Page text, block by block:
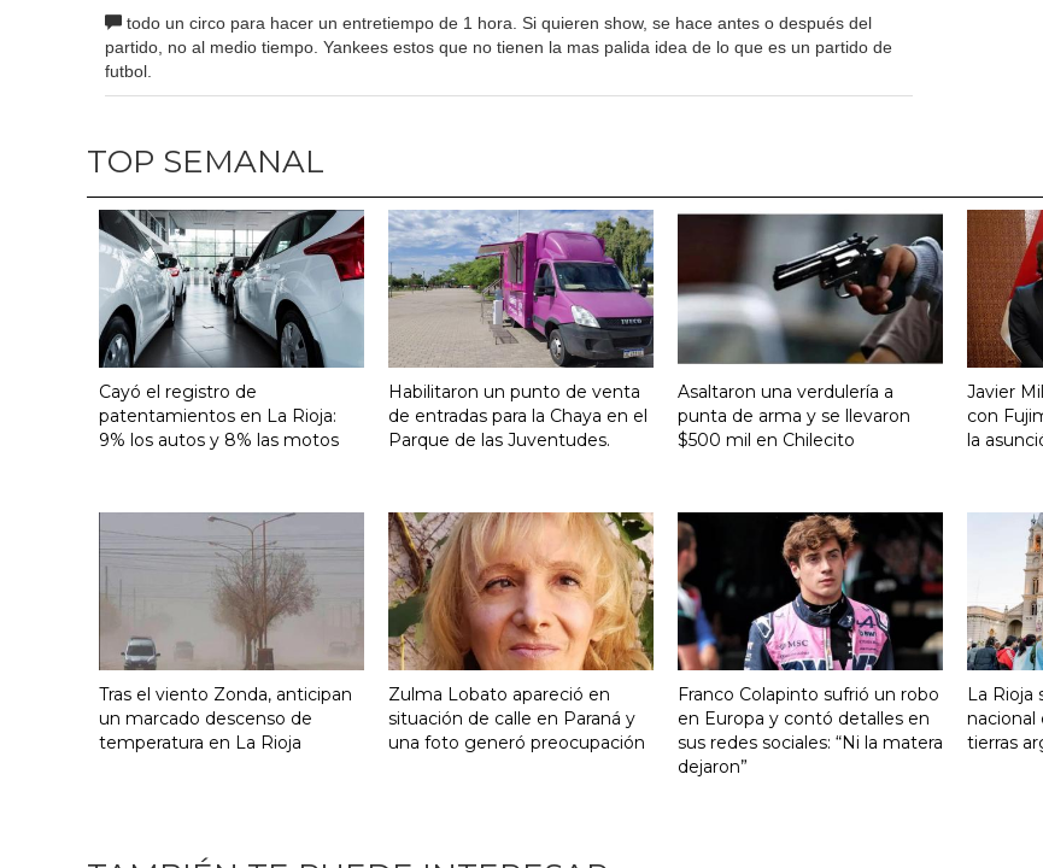
todo un circo para hacer un entretiempo de 1 hora. Si quieren show, se hace antes o después del
partido, no al medio tiempo. Yankees estos que no tienen la mas palida idea de lo que es un partido de
futbol.
TOP SEMANAL
Cayó el registro de
patentamientos en La Rioja:
9% los autos y 8% las motos
Habilitaron un punto de venta
de entradas para la Chaya en el
Parque de las Juventudes.
Asaltaron una verdulería a
punta de arma y se llevaron
$500 mil en Chilecito
Javier
con
la
Tras el viento Zonda, anticipan
un marcado descenso de
temperatura en La Rioja
Zulma Lobato apareció en
situación de calle en Paraná y
una foto generó preocupación
Franco Colapinto sufrió un robo
en Europa y contó detalles en
sus redes sociales: “Ni la matera
dejaron”
La Rioja
nacional
tierras